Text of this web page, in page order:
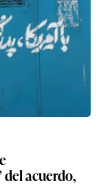
del acuerdo,